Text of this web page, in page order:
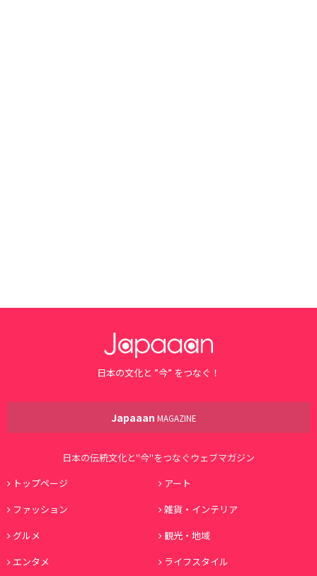
日本の文化と ”今” をつなぐ！
Japaaan MAGAZINE
日本の伝統文化と"今"をつなぐウェブマガジン
トップページ
アート
ファッション
雑貨・インテリア
グルメ
観光・地域
エンタメ
ライフスタイル